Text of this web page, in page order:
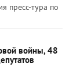
пресс-тура по
войны, 48